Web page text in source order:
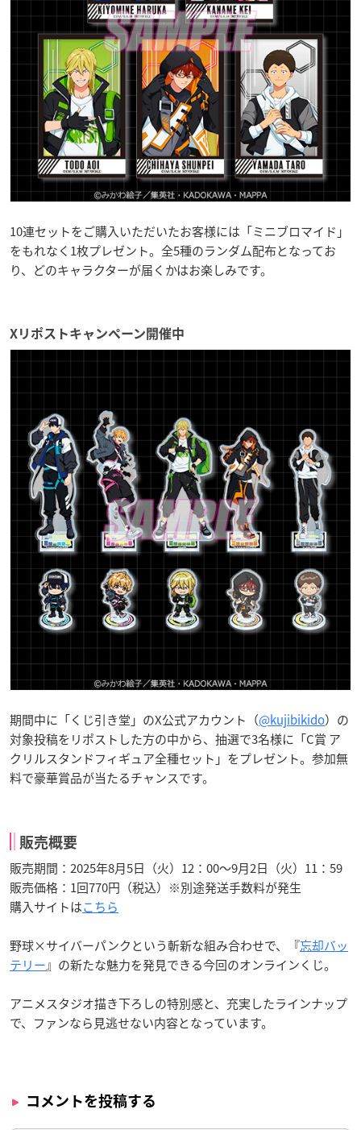
10連セットをご購入いただいたお客様には「ミニブロマイド」
をもれなく1枚プレゼント。全5種のランダム配布となってお
り、どのキャラクターが届くかはお楽しみです。
Xリポストキャンペーン開催中
期間中に「くじ引き堂」のX公式アカウント（@kujibikido）の
対象投稿をリポストした方の中から、抽選で3名様に「C賞 ア
クリルスタンドフィギュア全種セット」をプレゼント。参加無
料で豪華賞品が当たるチャンスです。
販売概要
販売期間：2025年8月5日（火）12：00～9月2日（火）11：59
販売価格：1回770円（税込）※別途発送手数料が発生
購入サイトはこちら
野球×サイバーパンクという斬新な組み合わせで、『忘却バッ
テリー』の新たな魅力を発見できる今回のオンラインくじ。
アニメスタジオ描き下ろしの特別感と、充実したラインナップ
で、ファンなら見逃せない内容となっています。
コメントを投稿する